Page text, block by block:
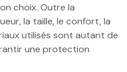
choix. Outre la
la taille, le confort, la
utilisés sont autant de
une protection